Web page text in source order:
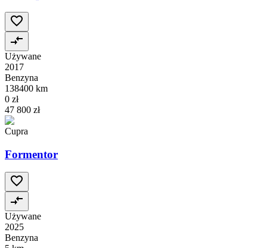
Używane
2017
Benzyna
138400 km
0 zł
47 800 zł
Cupra
Formentor
Używane
2025
Benzyna